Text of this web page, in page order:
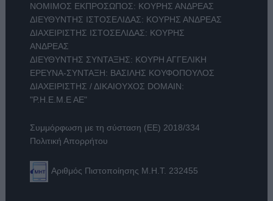
ΝΟΜΙΜΟΣ ΕΚΠΡΟΣΩΠΟΣ: ΚΟΥΡΗΣ ΑΝΔΡΕΑΣ
ΔΙΕΥΘΥΝΤΗΣ ΙΣΤΟΣΕΛΙΔΑΣ: ΚΟΥΡΗΣ ΑΝΔΡΕΑΣ
ΔΙΑΧΕΙΡΙΣΤΗΣ ΙΣΤΟΣΕΛΙΔΑΣ: ΚΟΥΡΗΣ
ΑΝΔΡΕΑΣ
ΔΙΕΥΘΥΝΤΗΣ ΣΥΝΤΑΞΗΣ: ΚΟΥΡΗ ΑΓΓΕΛΙΚΗ
ΕΡΕΥΝΑ-ΣΥΝΤΑΞΗ: ΒΑΣΙΛΗΣ ΚΟΥΦΟΠΟΥΛΟΣ
ΔΙΑΧΕΙΡΙΣΤΗΣ / ΔΙΚΑΙΟΥΧΟΣ DOMAIN:
"Ρ.Η.Ε.Μ.Ε ΑΕ"
Συμμόρφωση με τη σύσταση (ΕΕ) 2018/334
Πολιτική Απορρήτου
Αριθμός Πιστοποίησης Μ.Η.Τ. 232455